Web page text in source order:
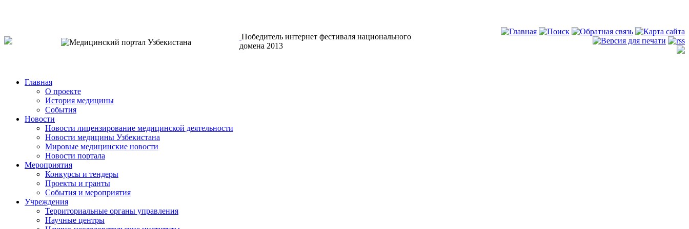
Победитель интернет фестиваля национального
домена 2013
Главная
О проекте
История медицины
События
Новости
Новости лицензирование медицинской деятельности
Новости медицины Узбекистана
Мировые медицинские новости
Новости портала
Мероприятия
Конкурсы и тендеры
Проекты и гранты
События и мероприятия
Учреждения
Территориальные органы управления
Научные центры